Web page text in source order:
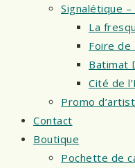
Signalétique –
La
Foire de
Batimat
Cité de
Promo
Contact
Boutique
Pochette de